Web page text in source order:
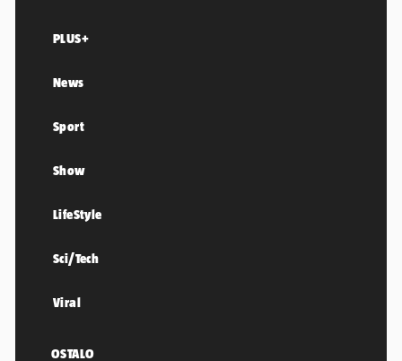
PLUS+
News
Sport
Show
LifeStyle
Sci/Tech
Viral
OSTALO